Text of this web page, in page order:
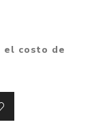
costo de